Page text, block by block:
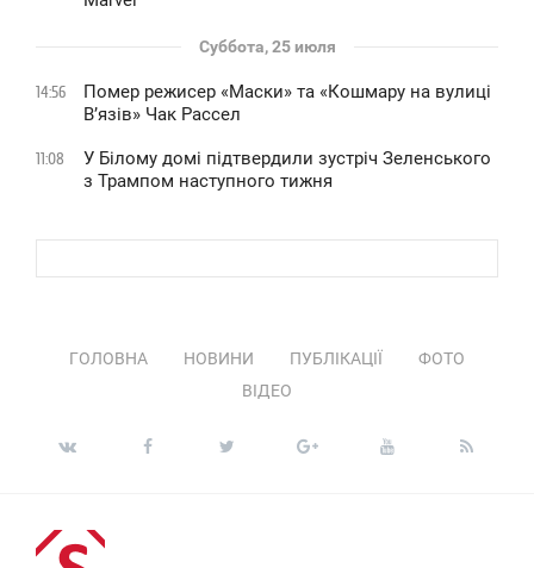
Суббота, 25 июля
14:56
Помер режисер «Маски» та «Кошмару на вулиці
В’язів» Чак Рассел
11:08
У Білому домі підтвердили зустріч Зеленського
з Трампом наступного тижня
ГОЛОВНА НОВИНИ ПУБЛІКАЦІЇ
ФОТО
ВІДЕО